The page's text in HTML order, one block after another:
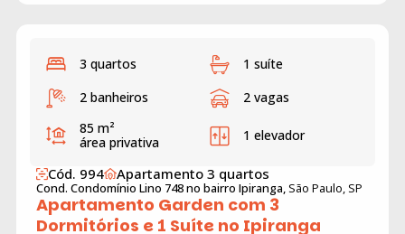
3 quartos
1 suíte
2 banheiros
2 vagas
85 m²
área privativa
1 elevador
Cód. 994 Apartamento 3 quartos
Cond. Condomínio Lino 748 no bairro Ipiranga, São Paulo, SP
Apartamento Garden com 3
Dormitórios e 1 Suíte no Ipiranga